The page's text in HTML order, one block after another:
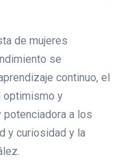
de mujeres
se
continuo, el
optimismo y
a los
y curiosidad y la